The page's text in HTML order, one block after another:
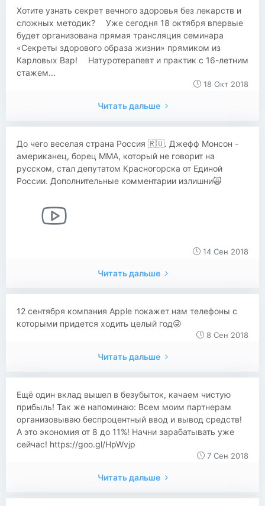
​​Хотите узнать секрет вечного здоровья без лекарств и
сложных методик? ⠀ Уже сегодня 18 октября впервые
будет организована прямая трансляция семинара
«Секреты здорового образа жизни» прямиком из
Карловых Вар! ⠀ Натуротерапевт и практик с 16-летним
стажем...
18 Окт 2018
Читать дальше
До чего веселая страна Россия 🇷🇺. Джефф Монсон -
американец, борец ММА, который не говорит на
русском, стал депутатом Красногорска от Единой
России. Дополнительные комментарии излишни🙀
14 Сен 2018
Читать дальше
12 сентября компания Apple покажет нам телефоны с
которыми придется ходить целый год😜
8 Сен 2018
Читать дальше
​​Ещё один вклад вышел в безубыток, качаем чистую
прибыль! Так же напоминаю: Всем моим партнерам
организовываю беспроцентный ввод и вывод средств!
А это экономия от 8 до 11%! Начни зарабатывать уже
сейчас! https://goo.gl/HpWvjp
7 Сен 2018
Читать дальше